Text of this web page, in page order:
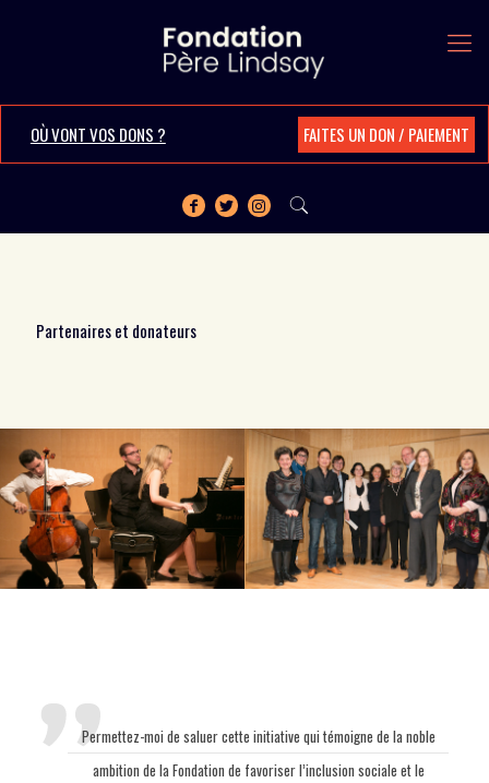
OÙ VONT VOS DONS ? FAITES UN DON / PAIEMENT
Partenaires et donateurs
Permettez-moi de saluer cette initiative qui témoigne de la noble
ambition de la Fondation de favoriser l’inclusion sociale et le